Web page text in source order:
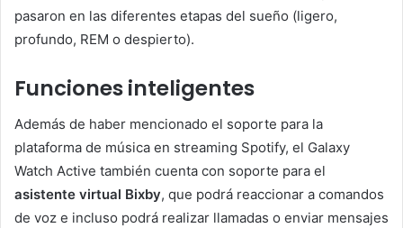
pasaron en las diferentes etapas del sueño (ligero,
profundo, REM o despierto).
Funciones inteligentes
Además de haber mencionado el soporte para la
plataforma de música en streaming Spotify, el Galaxy
Watch Active también cuenta con soporte para el
asistente virtual Bixby, que podrá reaccionar a comandos
de voz e incluso podrá realizar llamadas o enviar mensajes